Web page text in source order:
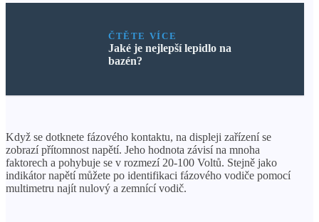
ČTĚTE VÍCE
Jaké je nejlepší lepidlo na
bazén?
Když se dotknete fázového kontaktu, na displeji zařízení se
zobrazí přítomnost napětí. Jeho hodnota závisí na mnoha
faktorech a pohybuje se v rozmezí 20-100 Voltů. Stejně jako
indikátor napětí můžete po identifikaci fázového vodiče pomocí
multimetru najít nulový a zemnící vodič.